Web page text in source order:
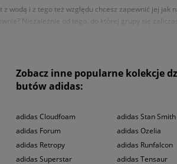
i z tego też względu chcesz zapewnić jej jak
Niezależnie od tego, do której grupy się
nie tylko wygodę, ale również skutecznie
intensywnego użytkowania, a całość projektu
zarówno dla chłopców, jak i dziewczynek,
dostępny w sklepie online lub jednym z
Zobacz inne popularne kolekcje
butów adidas:
adidas Cloudfoam
adidas Forum
adidas Retropy
adidas Superstar
adidas Stan Smith
adidas Ozelia
adidas Runfalcon
adidas Tensaur